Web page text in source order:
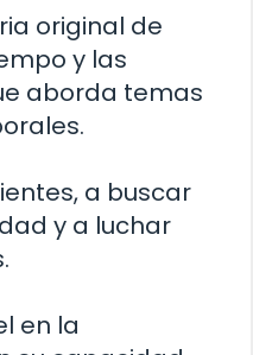
original de
y las
aborda temas
a buscar
y a luchar
en la